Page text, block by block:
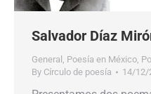
Salvador Díaz
General , Poesía en México,
By Círculo de poesía 14/12/